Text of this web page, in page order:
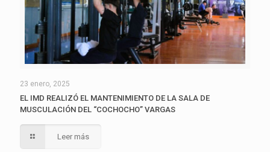
23 enero, 2025
EL IMD REALIZÓ EL MANTENIMIENTO DE LA SALA DE
MUSCULACIÓN DEL “COCHOCHO” VARGAS
Leer más